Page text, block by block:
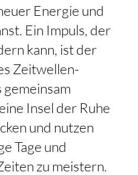
Energie und
Ein Impuls, der
kann, ist der
Zeitwellen-
gemeinsam
Insel der Ruhe
und nutzen
Tage und
zu meistern.